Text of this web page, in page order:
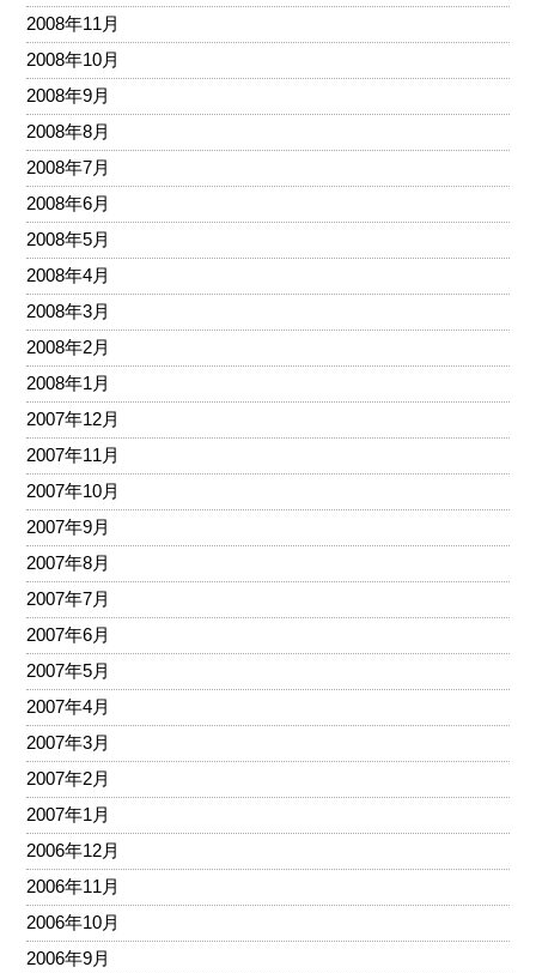
2008年11月
2008年10月
2008年9月
2008年8月
2008年7月
2008年6月
2008年5月
2008年4月
2008年3月
2008年2月
2008年1月
2007年12月
2007年11月
2007年10月
2007年9月
2007年8月
2007年7月
2007年6月
2007年5月
2007年4月
2007年3月
2007年2月
2007年1月
2006年12月
2006年11月
2006年10月
2006年9月